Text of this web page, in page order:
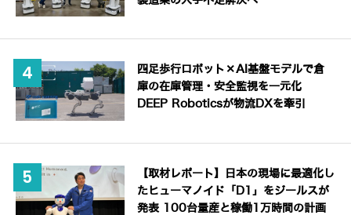
四足歩行ロボット×AI基盤モデルで倉
庫の在庫管理・安全監視を一元化
DEEP Roboticsが物流DXを牽引
【取材レポート】日本の現場に最適化し
たヒューマノイド「D1」をジールスが
発表 100台量産と稼働1万時間の計画